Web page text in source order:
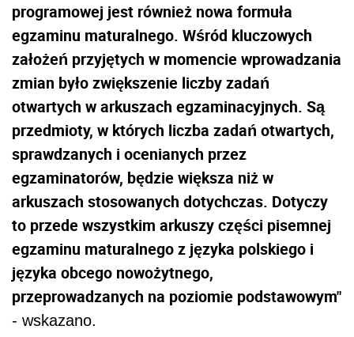
programowej jest również nowa formuła
egzaminu maturalnego. Wśród kluczowych
założeń przyjętych w momencie wprowadzania
zmian było zwiększenie liczby zadań
otwartych w arkuszach egzaminacyjnych. Są
przedmioty, w których liczba zadań otwartych,
sprawdzanych i ocenianych przez
egzaminatorów, będzie większa niż w
arkuszach stosowanych dotychczas. Dotyczy
to przede wszystkim arkuszy części pisemnej
egzaminu maturalnego z języka polskiego i
języka obcego nowożytnego,
przeprowadzanych na poziomie podstawowym"
- wskazano.